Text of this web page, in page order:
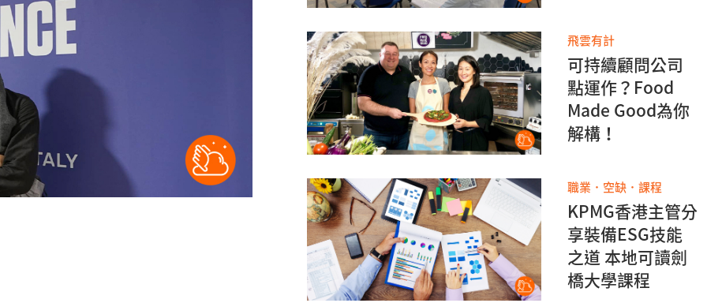
飛雲有計
可持續顧問公司
點運作？Food
Made Good為你
解構！
職業．空缺．課程
KPMG香港主管分
享裝備ESG技能
之道 本地可讀劍
橋大學課程